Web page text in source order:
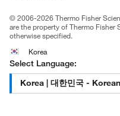
© 2006-2026 Thermo Fisher
are the property of Thermo
otherwise specified.
Korea
Select Language: